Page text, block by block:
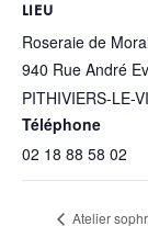
LIEU
Roseraie de
940 Rue André
PITHIVIERS-LE-
Téléphone
02 18 88 58 02
Atelier